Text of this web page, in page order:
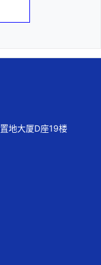
地大厦D座19楼